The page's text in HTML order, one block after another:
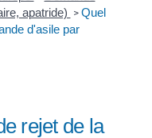
apatride) > Quel
d'asile par
rejet de la